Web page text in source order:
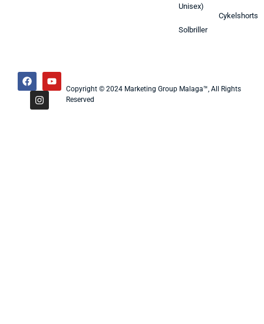
Unisex)
Solbriller
Cykelshorts
Copyright © 2024 Marketing Group Malaga™, All Rights
Reserved